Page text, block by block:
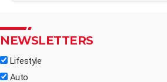
NEWSLETTERS
Lifestyle
Auto